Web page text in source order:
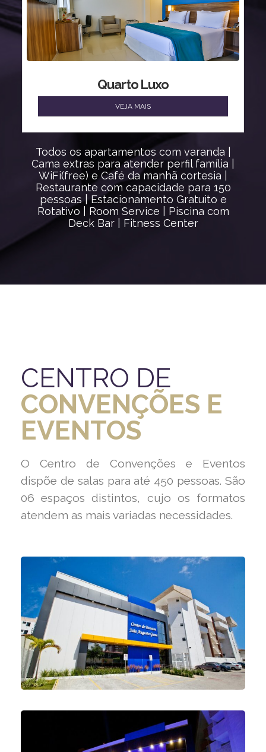
Quarto Luxo
VEJA MAIS
Todos os apartamentos com varanda |
Cama extras para atender perfil família |
WiFi(free) e Café da manhã cortesia |
Restaurante com capacidade para 150
pessoas | Estacionamento Gratuito e
Rotativo | Room Service | Piscina com
Deck Bar | Fitness Center
CENTRO DE
CONVENÇÕES E
EVENTOS
O Centro de Convenções e Eventos
dispõe de salas para até 450 pessoas. São
06 espaços distintos, cujo os formatos
atendem as mais variadas necessidades.